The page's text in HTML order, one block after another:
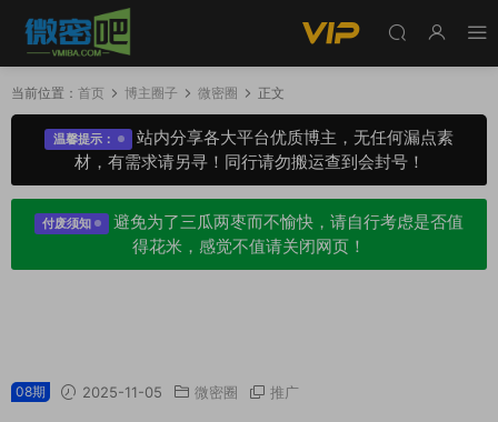
当前位置： 首页 博主圈子 微密圈 正文
温馨提示：
站内分享各大平台优质博主，无任何漏点素
材，有需求请另寻！同行请勿搬运查到会封号！
付废须知
避免为了三瓜两枣而不愉快，请自行考虑是否值
得花米，感觉不值请关闭网页！
08期 2025-11-05 微密圈 推广